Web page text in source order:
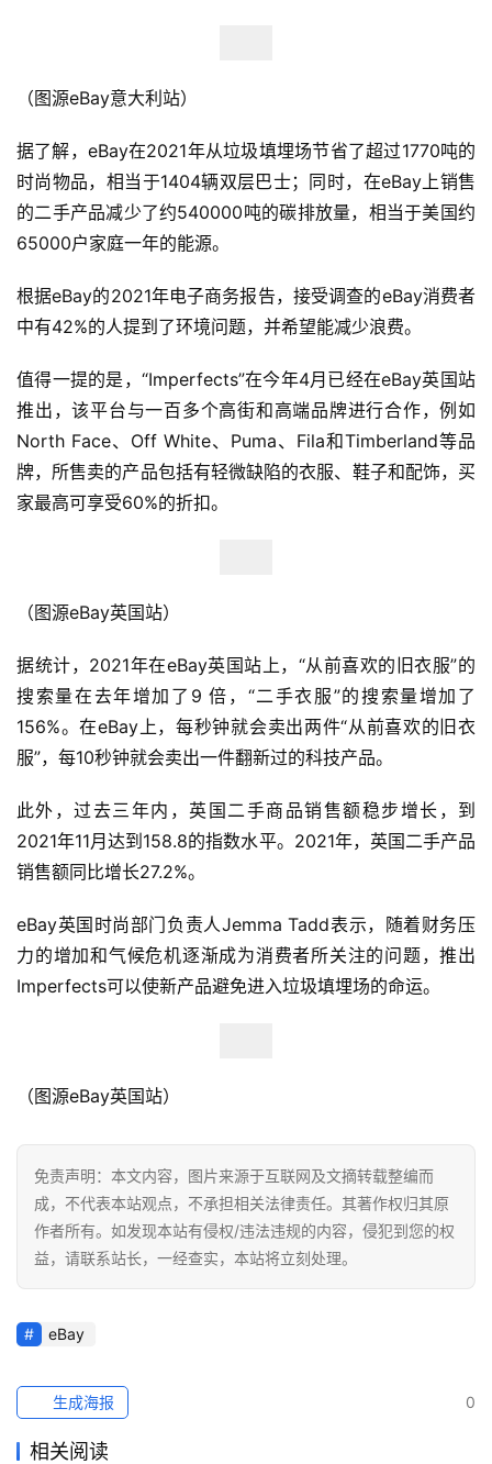
页
全
球
开
境
科
社
媒
营
销
跨
境
航
（图源eBay意大利站）
据了解，eBay在2021年从垃圾填埋场节省了超过1770吨的
时尚物品，相当于1404辆双层巴士；同时，在eBay上销售
的二手产品减少了约540000吨的碳排放量，相当于美国约
65000户家庭一年的能源。
根据eBay的2021年电子商务报告，接受调查的eBay消费者
中有42%的人提到了环境问题，并希望能减少浪费。
值得一提的是，“Imperfects”在今年4月已经在eBay英国站
推出，该平台与一百多个高街和高端品牌进行合作，例如
North Face、Off White、Puma、Fila和Timberland等品
牌，所售卖的产品包括有轻微缺陷的衣服、鞋子和配饰，买
家最高可享受60%的折扣。
（图源eBay英国站）
据统计，2021年在eBay英国站上，“从前喜欢的旧衣服”的
搜索量在去年增加了9 倍，“二手衣服”的搜索量增加了
156%。在eBay上，每秒钟就会卖出两件“从前喜欢的旧衣
服”，每10秒钟就会卖出一件翻新过的科技产品。
此外，过去三年内，英国二手商品销售额稳步增长，到
2021年11月达到158.8的指数水平。2021年，英国二手产品
销售额同比增长27.2%。
eBay英国时尚部门负责人Jemma Tadd表示，随着财务压
力的增加和气候危机逐渐成为消费者所关注的问题，推出
Imperfects可以使新产品避免进入垃圾填埋场的命运。
（图源eBay英国站）
免责声明：本文内容，图片来源于互联网及文摘转载整编而
成，不代表本站观点，不承担相关法律责任。其著作权归其原
作者所有。如发现本站有侵权/违法违规的内容，侵犯到您的权
益，请联系站长，一经查实，本站将立刻处理。
eBay
0
生成海报
相关阅读